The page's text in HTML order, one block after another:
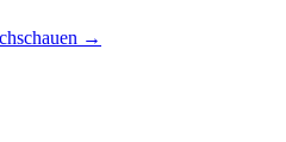
→